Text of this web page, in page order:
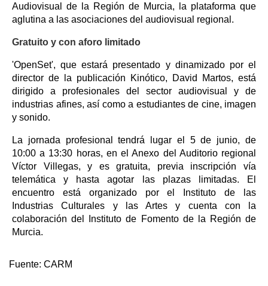
Audiovisual de la Región de Murcia, la plataforma que
aglutina a las asociaciones del audiovisual regional.
Gratuito y con aforo limitado
'OpenSet', que estará presentado y dinamizado por el
director de la publicación Kinótico, David Martos, está
dirigido a profesionales del sector audiovisual y de
industrias afines, así como a estudiantes de cine, imagen
y sonido.
La jornada profesional tendrá lugar el 5 de junio, de
10:00 a 13:30 horas, en el Anexo del Auditorio regional
Víctor Villegas, y es gratuita, previa inscripción vía
telemática y hasta agotar las plazas limitadas. El
encuentro está organizado por el Instituto de las
Industrias Culturales y las Artes y cuenta con la
colaboración del Instituto de Fomento de la Región de
Murcia.
Fuente: CARM